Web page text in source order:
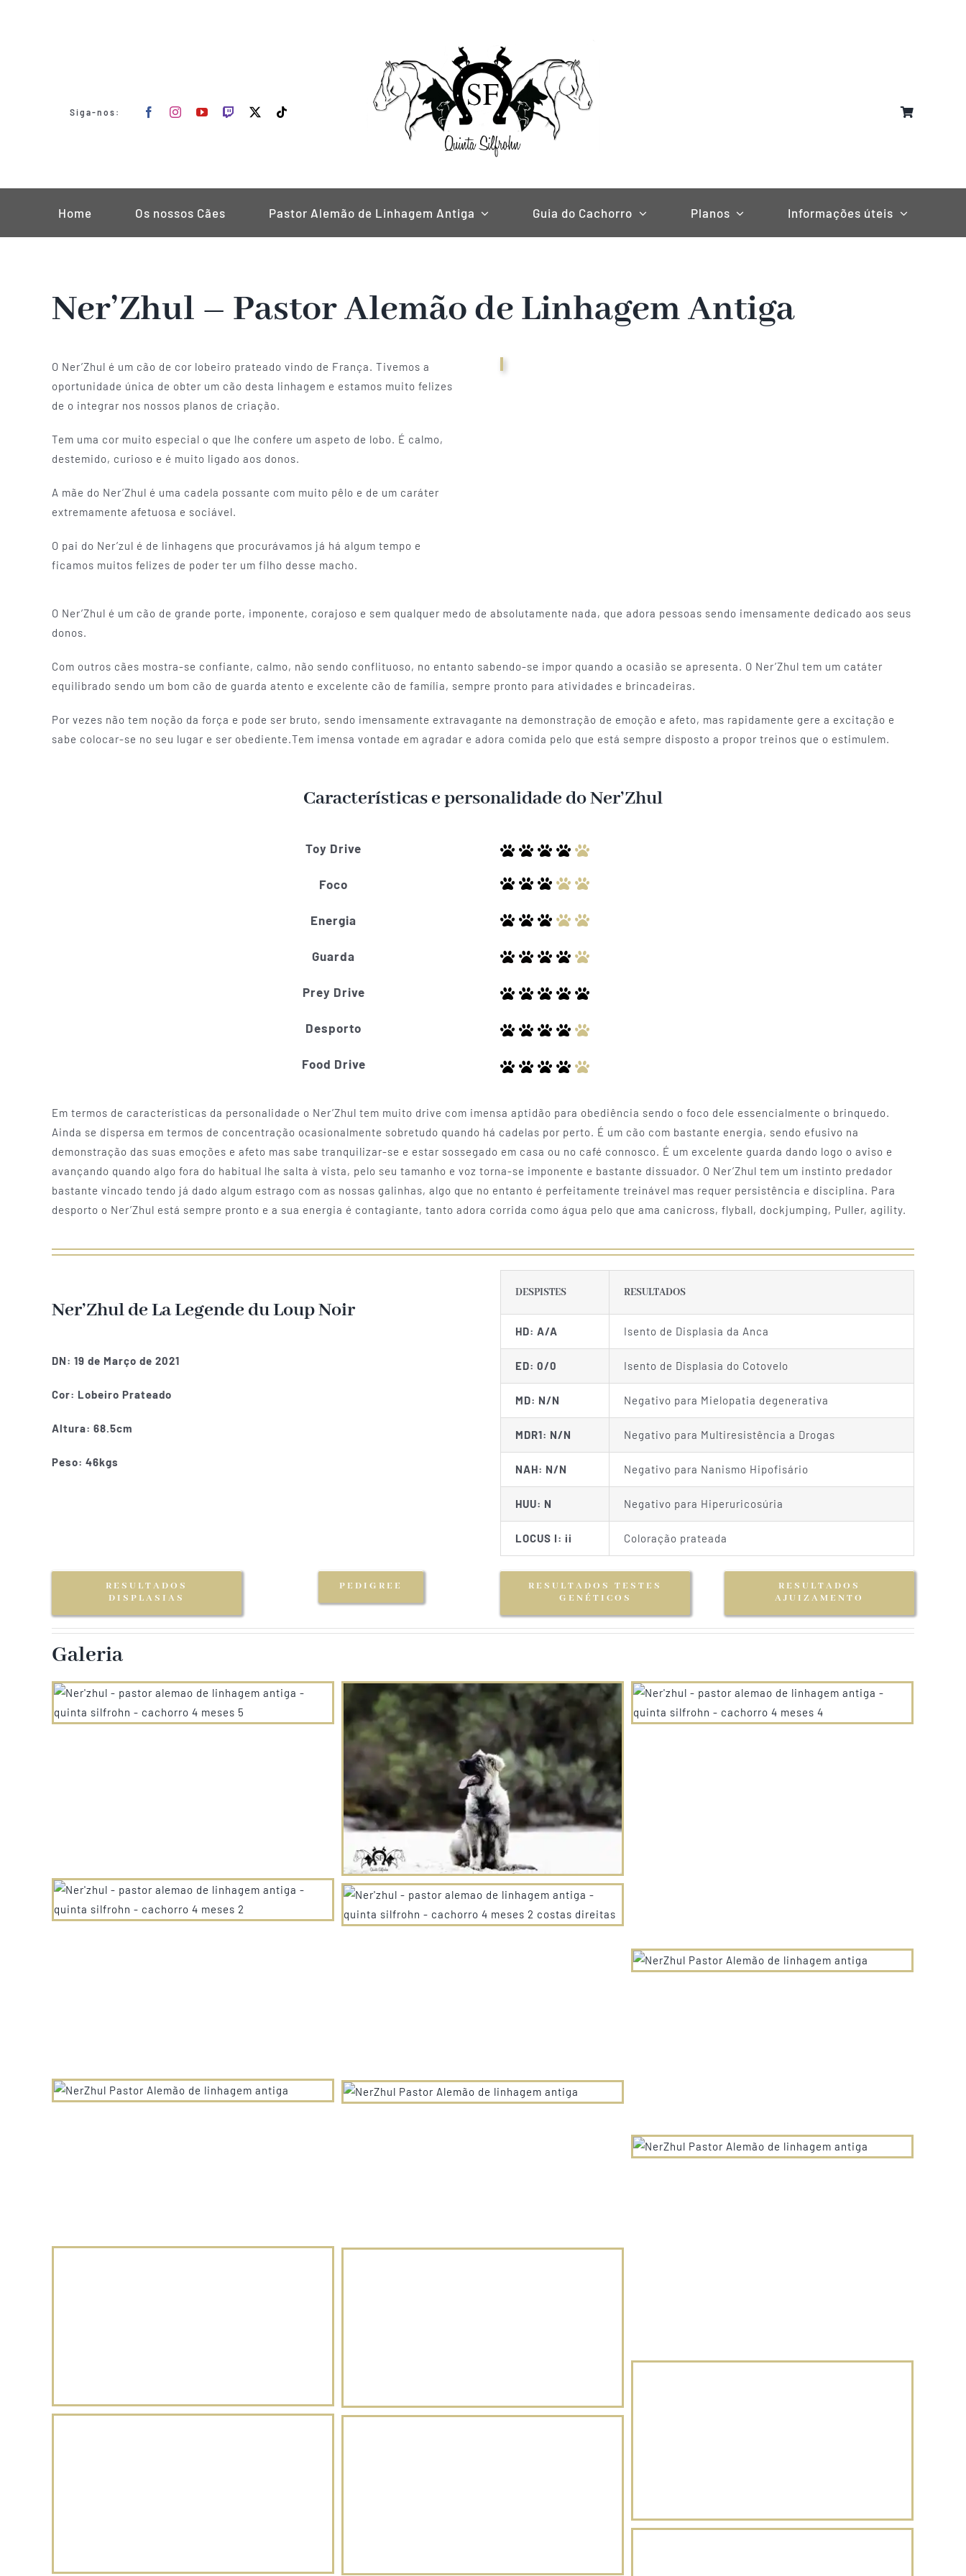
Siga-nos:
Home Os nossos Cães Pastor Alemão de Linhagem Antiga Guia do Cachorro Planos Informações úteis
Ner’Zhul – Pastor Alemão de Linhagem Antiga
O Ner’Zhul é um cão de cor lobeiro prateado vindo de França. Tivemos a
oportunidade única de obter um cão desta linhagem e estamos muito felizes
de o integrar nos nossos planos de criação.
Tem uma cor muito especial o que lhe confere um aspeto de lobo. É calmo,
destemido, curioso e é muito ligado aos donos.
A mãe do Ner’Zhul é uma cadela possante com muito pêlo e de um caráter
extremamente afetuosa e sociável.
O pai do Ner’zul é de linhagens que procurávamos já há algum tempo e
ficamos muitos felizes de poder ter um filho desse macho.
O Ner’Zhul é um cão de grande porte, imponente, corajoso e sem qualquer medo de absolutamente nada, que adora pessoas sendo imensamente dedicado aos seus
donos.
Com outros cães mostra-se confiante, calmo, não sendo conflituoso, no entanto sabendo-se impor quando a ocasião se apresenta. O Ner’Zhul tem um catáter
equilibrado sendo um bom cão de guarda atento e excelente cão de família, sempre pronto para atividades e brincadeiras.
Por vezes não tem noção da força e pode ser bruto, sendo imensamente extravagante na demonstração de emoção e afeto, mas rapidamente gere a excitação e
sabe colocar-se no seu lugar e ser obediente.Tem imensa vontade em agradar e adora comida pelo que está sempre disposto a propor treinos que o estimulem.
Características e personalidade do Ner’Zhul
Toy Drive
Foco
Energia
Guarda
Prey Drive
Desporto
Food Drive
Em termos de características da personalidade o Ner’Zhul tem muito drive com imensa aptidão para obediência sendo o foco dele essencialmente o brinquedo.
Ainda se dispersa em termos de concentração ocasionalmente sobretudo quando há cadelas por perto. É um cão com bastante energia, sendo efusivo na
demonstração das suas emoções e afeto mas sabe tranquilizar-se e estar sossegado em casa ou no café connosco. É um excelente guarda dando logo o aviso e
avançando quando algo fora do habitual lhe salta à vista, pelo seu tamanho e voz torna-se imponente e bastante dissuador. O Ner’Zhul tem um instinto predador
bastante vincado tendo já dado algum estrago com as nossas galinhas, algo que no entanto é perfeitamente treinável mas requer persistência e disciplina. Para
desporto o Ner’Zhul está sempre pronto e a sua energia é contagiante, tanto adora corrida como água pelo que ama canicross, flyball, dockjumping, Puller, agility.
Ner’Zhul de La Legende du Loup Noir
DN: 19 de Março de 2021
Cor: Lobeiro Prateado
Altura: 68.5cm
Peso: 46kgs
DESPISTES RESULTADOS
HD: A/A Isento de Displasia da Anca
ED: 0/0 Isento de Displasia do Cotovelo
MD: N/N Negativo para Mielopatia degenerativa
MDR1: N/N Negativo para Multiresistência a Drogas
NAH: N/N Negativo para Nanismo Hipofisário
HUU: N Negativo para Hiperuricosúria
LOCUS I: ii Coloração prateada
RESULTADOS
DISPLASIAS
PEDIGREE
RESULTADOS TESTES
GENÉTICOS
RESULTADOS
AJUIZAMENTO
Galeria